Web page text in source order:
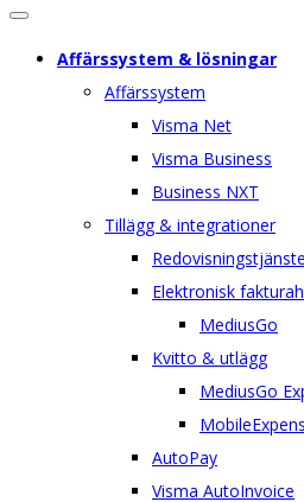
Affärssystem & lösningar
Affärssystem
Visma Net
Visma Business
Business NXT
Tillägg & integrationer
Elektronisk
MediusGo
Kvitto & utlägg
MediusGo
AutoPay
Visma AutoInvoice